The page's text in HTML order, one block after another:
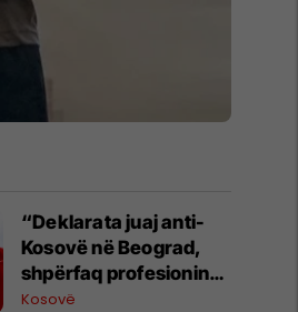
“Deklarata juaj anti-
Kosovë në Beograd,
shpërfaq profesionin
tënd para se të
Kosovë